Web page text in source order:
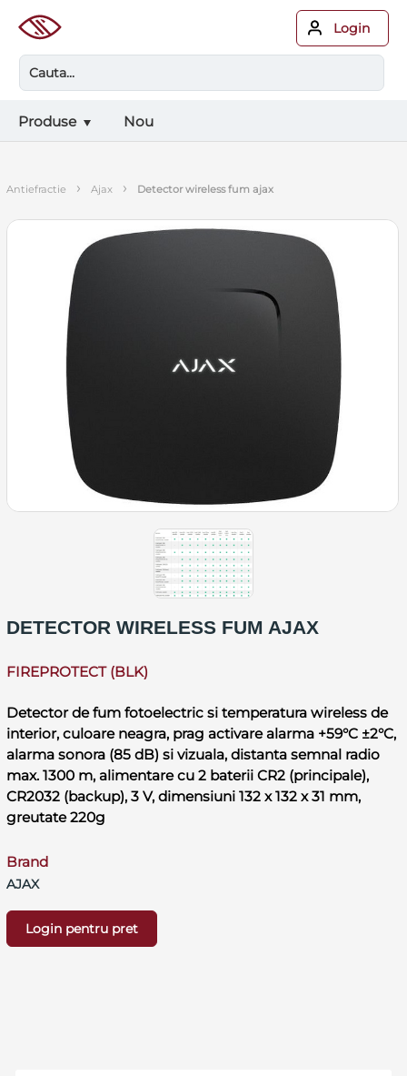
Login
Produse Nou
antiefractie › ajax › detector wireless fum ajax
DETECTOR WIRELESS FUM AJAX
FIREPROTECT (BLK)
Detector de fum fotoelectric si temperatura wireless de
interior, culoare neagra, prag activare alarma +59°C ±2°C,
alarma sonora (85 dB) si vizuala, distanta semnal radio
max. 1300 m, alimentare cu 2 baterii CR2 (principale),
CR2032 (backup), 3 V, dimensiuni 132 x 132 x 31 mm,
greutate 220g
Brand
AJAX
Login pentru pret